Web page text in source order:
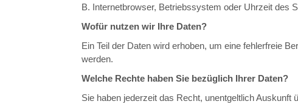
B. Internetbrowser, Betriebssystem oder Uhrzeit des
Wofür nutzen wir Ihre Daten?
Ein Teil der Daten wird erhoben, um eine fehlerfreie
werden.
Welche Rechte haben Sie bezüglich Ihrer Daten?
Sie haben jederzeit das Recht, unentgeltlich